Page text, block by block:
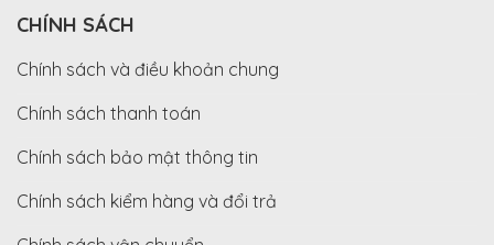
CHÍNH SÁCH
Chính sách và điều khoản chung
Chính sách thanh toán
Chính sách bảo mật thông tin
Chính sách kiểm hàng và đổi trả